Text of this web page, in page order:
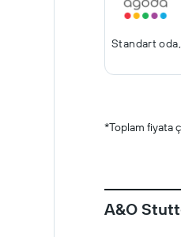
Standart
*Toplam fiyata
A&O